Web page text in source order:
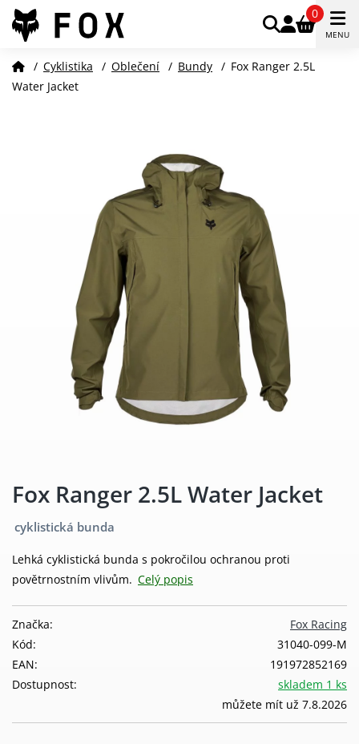
0
MENU
/ Cyklistika / Oblečení / Bundy / Fox Ranger 2.5L
Water Jacket
Fox Ranger 2.5L Water Jacket
cyklistická bunda
Lehká cyklistická bunda s pokročilou ochranou proti
povětrnostním vlivům. Celý popis
Fox Racing
Značka:
31040-099-M
Kód:
191972852169
EAN:
skladem 1 ks
můžete mít už 7.8.2026
Dostupnost: